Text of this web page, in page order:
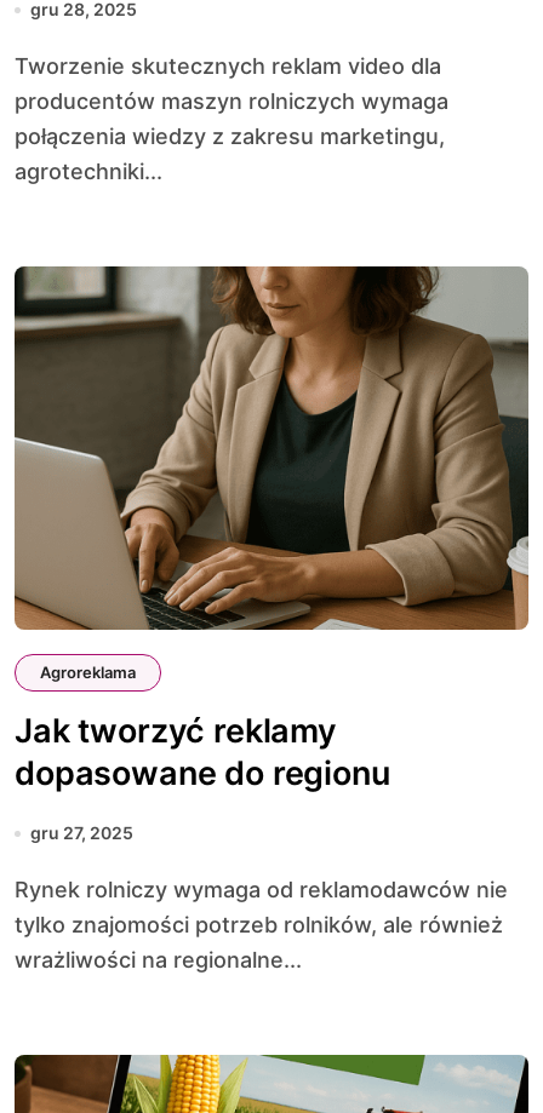
gru 28, 2025
Tworzenie skutecznych reklam video dla
producentów maszyn rolniczych wymaga
połączenia wiedzy z zakresu marketingu,
agrotechniki...
Agroreklama
Jak tworzyć reklamy
dopasowane do regionu
gru 27, 2025
Rynek rolniczy wymaga od reklamodawców nie
tylko znajomości potrzeb rolników, ale również
wrażliwości na regionalne...